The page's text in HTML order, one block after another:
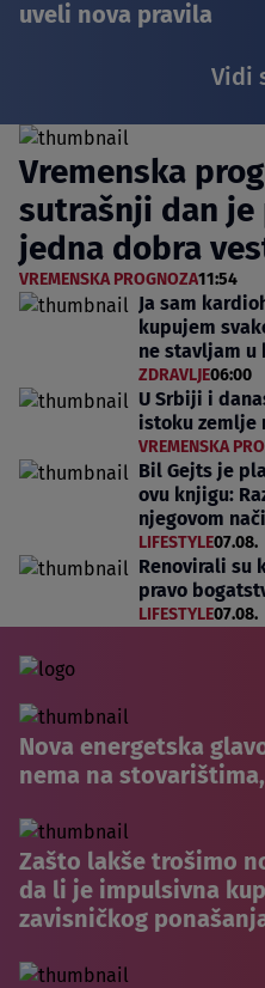
uveli nova pravila
Vidi
Vremenska
sutrašnji dan je
jedna dobra
VREMENSKA PROGNOZA11:54
Ja sam
kupujem
ne stavljam u
ZDRAVLJE06:00
U Srbiji i
istoku zemlje
VREMENSKA
Bil Gejts je
ovu knjigu:
njegovom
LIFESTYLE07.08.
Renovirali su
pravo
LIFESTYLE07.08.
Nova energetska
nema na
Zašto lakše trošimo
da li je impulsivna
zavisničkog